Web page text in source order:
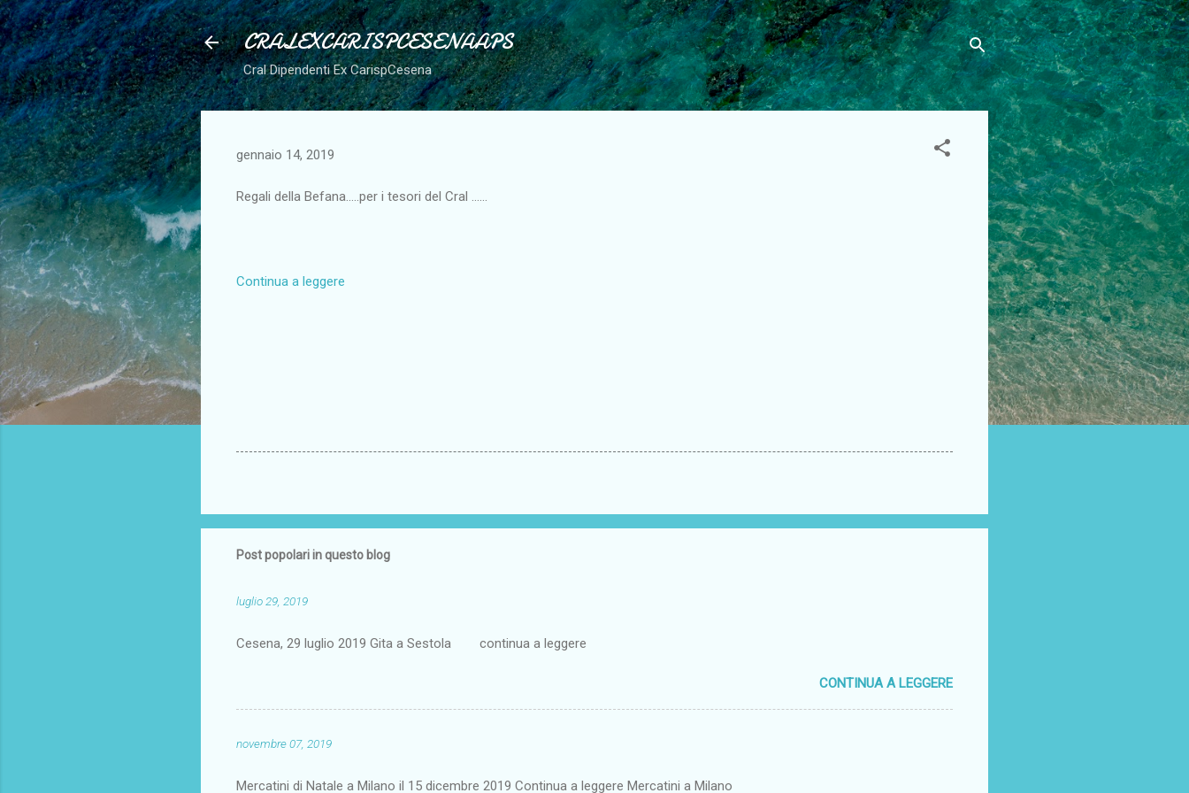
Passa ai contenuti principali
CRALEXCARISPCESENAAPS
Cral Dipendenti Ex CarispCesena
gennaio 14, 2019
Regali della Befana.....per i tesori del Cral ......
Continua a leggere
Post popolari in questo blog
luglio 29, 2019
Cesena, 29 luglio 2019 Gita a Sestola continua a leggere
CONTINUA A LEGGERE
novembre 07, 2019
Mercatini di Natale a Milano il 15 dicembre 2019 Continua a leggere Mercatini a Milano